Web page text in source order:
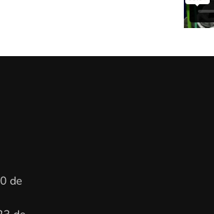
de